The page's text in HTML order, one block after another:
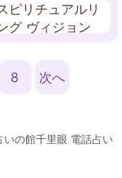
ピリチュアルリ
グ ヴィジョン
ヒーリング
8 次へ
いの館千里眼 電話占い